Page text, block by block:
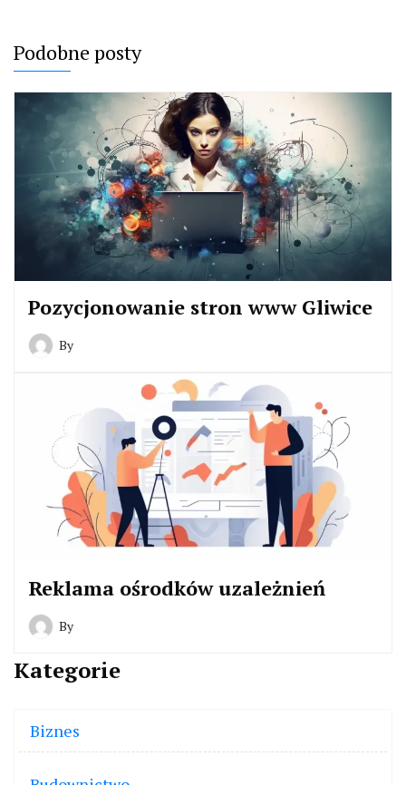
Podobne posty
Pozycjonowanie stron www Gliwice
By
Reklama ośrodków uzależnień
By
Kategorie
Biznes